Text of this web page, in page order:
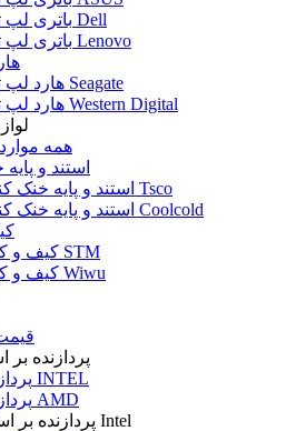
باتری لپ تاپ Dell
باتری لپ تاپ Lenovo
هارد لپ تاپ Seagate
هارد لپ تاپ Western Digital
همه
استند و
استند و پایه خنک کننده Tsco
استند و پایه خنک کننده Coolcold
کیف و کوله STM
کیف و کوله Wiwu
پردازنده
پردازنده INTEL
پردازنده AMD
پردازنده بر اساس نسل Intel